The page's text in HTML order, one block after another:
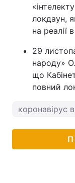
локдаун,
на реалії
29
народу»
що
повний
коронавірус в